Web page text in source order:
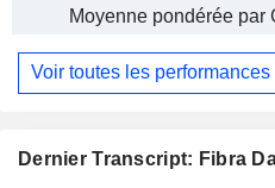
Dernier Transcript: Fibra
Moyenne pondérée par
Voir toutes les